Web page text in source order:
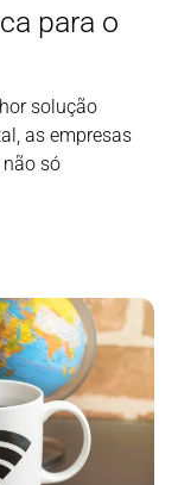
para o
solução
as empresas
só